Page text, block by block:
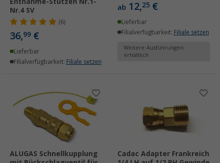
Nr.4 SV
(6)
36,99 €
Lieferbar
Filialverfügbarkeit: Filiale setzen
ab 12,25 €
Lieferbar
Filialverfügbarkeit: Filiale setzen
Weitere Ausführungen
erhältlich
ALUGAS Schnellkupplung
Cadac Adapter Frankreich